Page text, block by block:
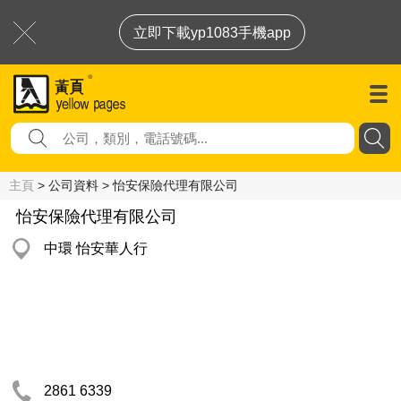
立即下載yp1083手機app
主頁 > 公司資料 > 怡安保險代理有限公司
怡安保險代理有限公司
中環 怡安華人行
2861 6339